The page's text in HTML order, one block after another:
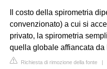
Il costo della spirometria
convenzionato) a cui si
privato, la spirometria
quella globale affiancata da
Richiesta di rimozione della fonte |